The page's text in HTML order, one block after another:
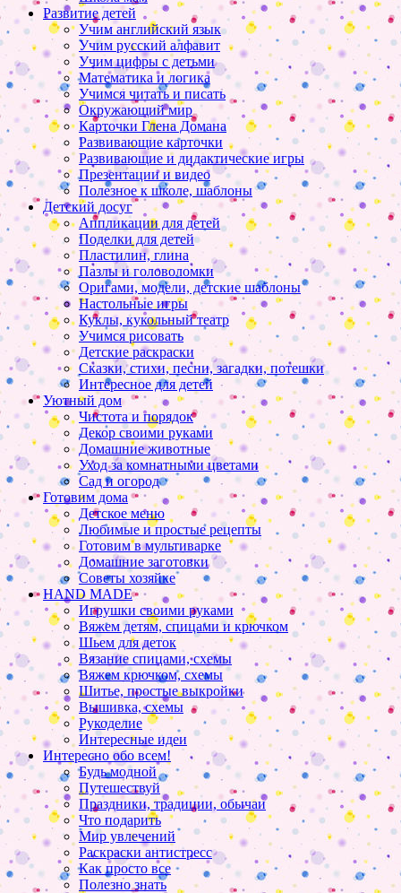
Развитие детей
Учим английский язык
Учим русский алфавит
Учим цифры с детьми
Математика и логика
Учимся читать и писать
Окружающий мир
Карточки Глена Домана
Развивающие карточки
Развивающие и дидактические игры
Презентации и видео
Полезное к школе, шаблоны
Детский досуг
Аппликации для детей
Поделки для детей
Пластилин, глина
Пазлы и головоломки
Оригами, модели, детские шаблоны
Настольные игры
Куклы, кукольный театр
Учимся рисовать
Детские раскраски
Сказки, стихи, песни, загадки, потешки
Интересное для детей
Уютный дом
Чистота и порядок
Декор своими руками
Домашние животные
Уход за комнатными цветами
Сад и огород
Готовим дома
Детское меню
Любимые и простые рецепты
Готовим в мультиварке
Домашние заготовки
Советы хозяйке
HAND MADE
Игрушки своими руками
Вяжем детям, спицами и крючком
Шьем для деток
Вязание спицами, схемы
Вяжем крючком, схемы
Шитье, простые выкройки
Вышивка, схемы
Рукоделие
Интересные идеи
Интересно обо всем!
Будь модной
Путешествуй
Праздники, традиции, обычаи
Что подарить
Мир увлечений
Раскраски антистресс
Как просто все
Полезно знать